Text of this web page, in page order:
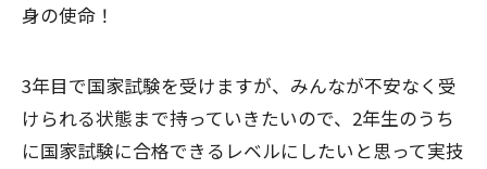
身の使命！
3年目で国家試験を受けますが、みんなが不安なく受
けられる状態まで持っていきたいので、2年生のうち
に国家試験に合格できるレベルにしたいと思って実技